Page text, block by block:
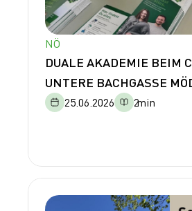
NÖ
DUALE AKADEMIE BEIM
UNTERE BACHGASSE
25.06.2026 2min